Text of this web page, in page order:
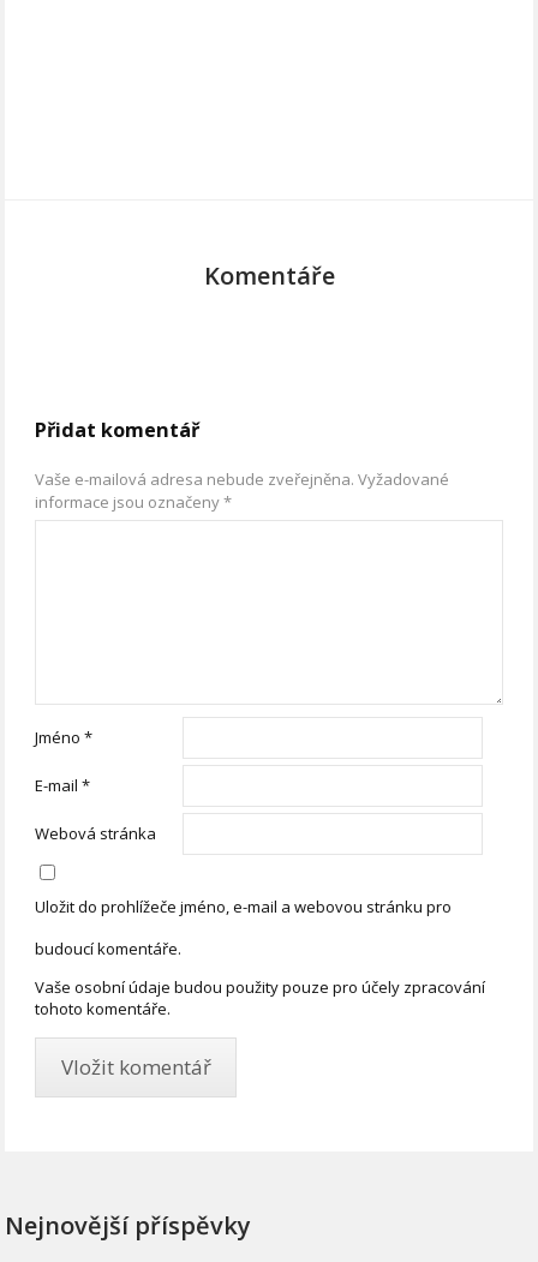
Komentáře
Přidat komentář
Vaše e-mailová adresa nebude zveřejněna. Vyžadované
informace jsou označeny*
Jméno*
E-mail*
Webová stránka
Uložit do prohlížeče jméno, e-mail a webovou stránku pro
budoucí komentáře.
Vaše osobní údaje budou použity pouze pro účely zpracování
tohoto komentáře.
Nejnovější příspěvky